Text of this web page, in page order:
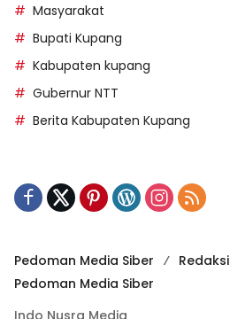
Masyarakat
Bupati Kupang
Kabupaten kupang
Gubernur NTT
Berita Kabupaten Kupang
Pedoman Media Siber Redaksi
Pedoman Media Siber
Indo Nusra Media